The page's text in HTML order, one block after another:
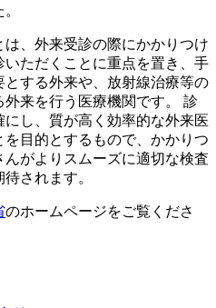
は、外来受診の際にかかりつけ
ただくことに重点を置き、手
する外来や、放射線治療等の
来を行う医療機関です。 診
し、質が高く効率的な外来医
目的とするもので、かかりつ
がよりスムーズに適切な検査
されます。
のホームページをご覧くださ